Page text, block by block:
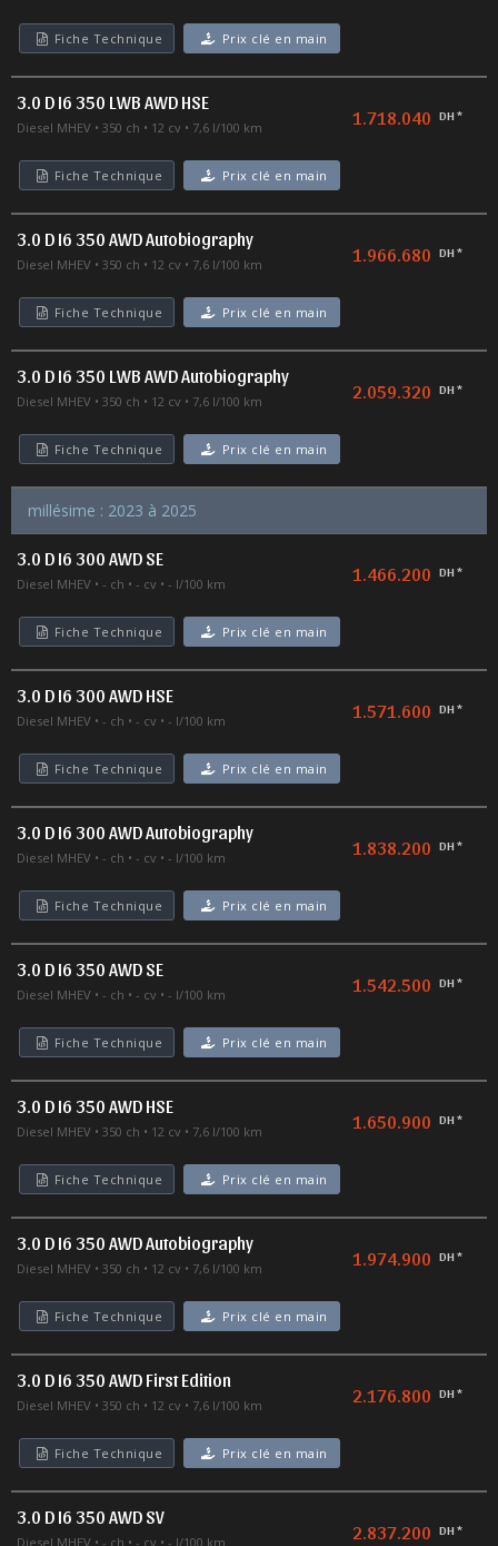
Fiche Technique Prix clé en main
3.0 D I6 350 LWB AWD HSE
Diesel MHEV 350 ch 12 cv 7,6 l/100 km 1.718.040 DH *
Fiche Technique Prix clé en main
3.0 D I6 350 AWD Autobiography
Diesel MHEV 350 ch 12 cv 7,6 l/100 km 1.966.680 DH *
Fiche Technique Prix clé en main
3.0 D I6 350 LWB AWD Autobiography
Diesel MHEV 350 ch 12 cv 7,6 l/100 km 2.059.320 DH *
Fiche Technique Prix clé en main
millésime : 2023 à 2025
3.0 D I6 300 AWD SE
Diesel MHEV - ch - cv - l/100 km 1.466.200 DH *
Fiche Technique Prix clé en main
3.0 D I6 300 AWD HSE
Diesel MHEV - ch - cv - l/100 km 1.571.600 DH *
Fiche Technique Prix clé en main
3.0 D I6 300 AWD Autobiography
Diesel MHEV - ch - cv - l/100 km 1.838.200 DH *
Fiche Technique Prix clé en main
3.0 D I6 350 AWD SE
Diesel MHEV - ch - cv - l/100 km 1.542.500 DH *
Fiche Technique Prix clé en main
3.0 D I6 350 AWD HSE
Diesel MHEV 350 ch 12 cv 7,6 l/100 km 1.650.900 DH *
Fiche Technique Prix clé en main
3.0 D I6 350 AWD Autobiography
Diesel MHEV 350 ch 12 cv 7,6 l/100 km 1.974.900 DH *
Fiche Technique Prix clé en main
3.0 D I6 350 AWD First Edition
Diesel MHEV 350 ch 12 cv 7,6 l/100 km 2.176.800 DH *
Fiche Technique Prix clé en main
3.0 D I6 350 AWD SV
Diesel MHEV - ch - cv - l/100 km 2.837.200 DH *